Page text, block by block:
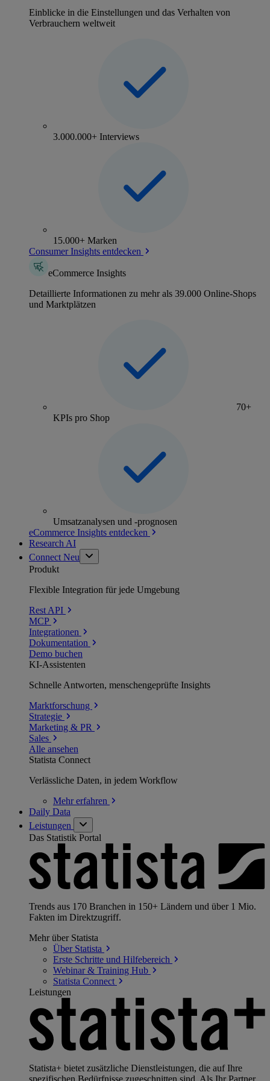
Einblicke in die Einstellungen und das Verhalten von
Verbrauchern weltweit
3.000.000+ Interviews
15.000+ Marken
Consumer Insights entdecken
eCommerce Insights
Detaillierte Informationen zu mehr als 39.000 Online-Shops
und Marktplätzen
70+
KPIs pro Shop
Umsatzanalysen und -prognosen
eCommerce Insights entdecken
Research AI
Connect Neu
Produkt
Flexible Integration für jede Umgebung
Rest API
MCP
Integrationen
Dokumentation
Demo buchen
KI-Assistenten
Schnelle Antworten, menschengeprüfte Insights
Marktforschung
Strategie
Marketing & PR
Sales
Alle ansehen
Statista Connect
Verlässliche Daten, in jedem Workflow
Mehrerfahren
Daily Data
Leistungen
Das Statistik Portal
Trends aus 170 Branchen in 150+ Ländern und über 1 Mio.
Fakten im Direktzugriff.
Mehr über Statista
Über Statista
Erste Schritte und Hilfebereich
Webinar & Training Hub
Statista Connect
Leistungen
Statista+ bietet zusätzliche Dienstleistungen, die auf Ihre
spezifischen Bedürfnisse zugeschnitten sind. Als Ihr Partner